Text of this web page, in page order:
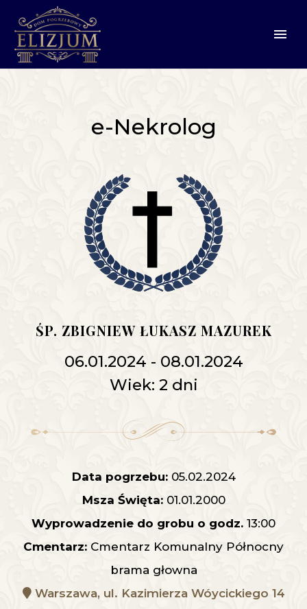
e-Nekrolog
ŚP. ZBIGNIEW ŁUKASZ MAZUREK
06.01.2024 - 08.01.2024
Wiek: 2 dni
Data pogrzebu:05.02.2024
Msza Święta:01.01.2000
Wyprowadzenie do grobu o godz. 13:00
Cmentarz: Cmentarz Komunalny Północny
brama głowna
Warszawa, ul. Kazimierza Wóycickiego 14